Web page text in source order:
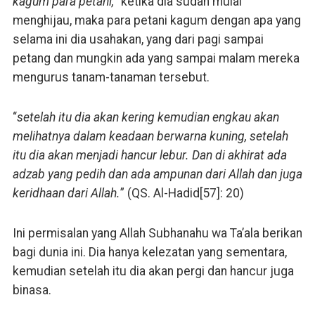
menghijau, maka para petani kagum dengan apa yang
selama ini dia usahakan, yang dari pagi sampai
petang dan mungkin ada yang sampai malam mereka
mengurus tanam-tanaman tersebut.
“setelah itu dia akan kering kemudian engkau akan
melihatnya dalam keadaan berwarna kuning, setelah
itu dia akan menjadi hancur lebur. Dan di akhirat ada
adzab yang pedih dan ada ampunan dari Allah dan juga
keridhaan dari Allah.” (QS. Al-Hadid[57]: 20)
Ini permisalan yang Allah Subhanahu wa Ta’ala berikan
bagi dunia ini. Dia hanya kelezatan yang sementara,
kemudian setelah itu dia akan pergi dan hancur juga
binasa.